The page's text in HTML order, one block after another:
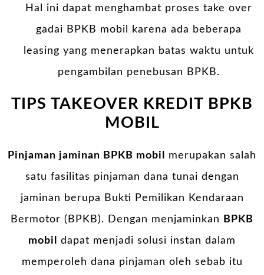
Hal ini dapat menghambat proses take over
gadai BPKB mobil karena ada beberapa
leasing yang menerapkan batas waktu untuk
pengambilan penebusan BPKB.
TIPS TAKEOVER KREDIT BPKB
MOBIL
Pinjaman jaminan BPKB mobil
merupakan salah
satu fasilitas pinjaman dana tunai dengan
jaminan berupa Bukti Pemilikan Kendaraan
Bermotor (BPKB). Dengan menjaminkan
BPKB
mobil
dapat menjadi solusi instan dalam
memperoleh dana pinjaman oleh sebab itu